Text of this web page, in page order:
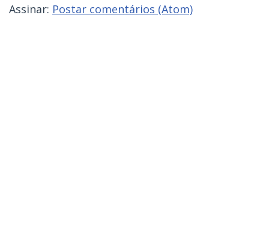
Assinar: Postar comentários (Atom)